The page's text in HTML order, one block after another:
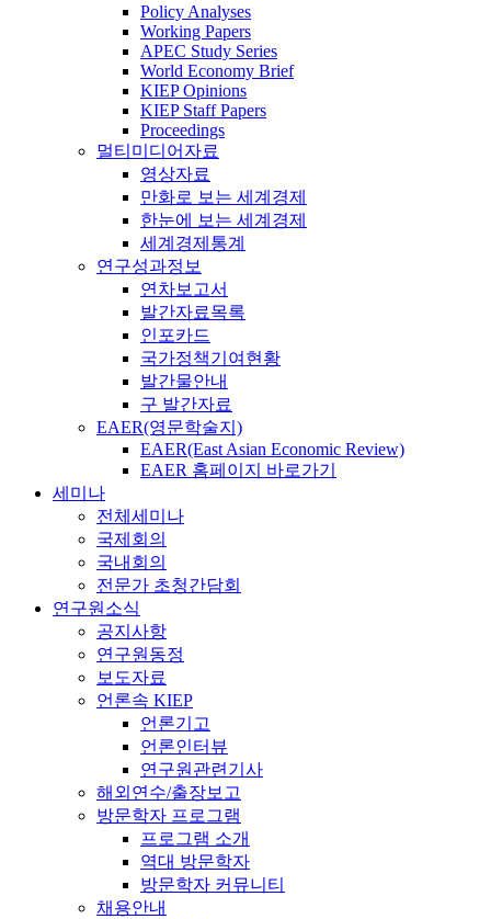
Policy Analyses
Working Papers
APEC Study Series
World Economy Brief
KIEP Opinions
KIEP Staff Papers
Proceedings
멀티미디어자료
영상자료
만화로 보는 세계경제
한눈에 보는 세계경제
세계경제통계
연구성과정보
연차보고서
발간자료목록
인포카드
국가정책기여현황
발간물안내
구 발간자료
EAER(영문학술지)
EAER(East Asian Economic Review)
EAER 홈페이지 바로가기
세미나
전체세미나
국제회의
국내회의
전문가 초청간담회
연구원소식
공지사항
연구원동정
보도자료
언론속 KIEP
언론기고
언론인터뷰
연구원관련기사
해외연수/출장보고
방문학자 프로그램
프로그램 소개
역대 방문학자
방문학자 커뮤니티
채용안내